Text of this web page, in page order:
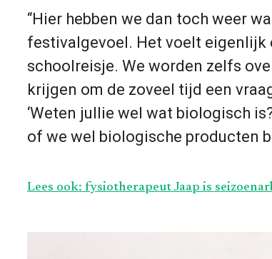
“Hier hebben we dan toch weer
festivalgevoel. Het voelt eigenlijk
schoolreisje. We worden zelfs
krijgen om de zoveel tijd een
‘Weten jullie wel wat biologisch
of we wel biologische producten
Lees ook: fysiotherapeut Jaap is